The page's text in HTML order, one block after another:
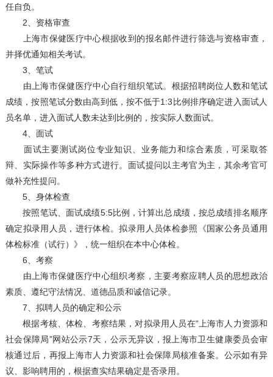
任自负。
2、资格审查
上海市保健医疗中心根据收到的报名邮件进行筛选与资格审查，
并择优通知相关考试。
3、笔试
由上海市保健医疗中心自行组织笔试。根据招聘岗位人数和笔试
成绩，按照笔试分数由高到低，按不低于1:3比例排序确定进入面试人
员名单，进入面试人数未达到比例的，按实际人数面试。
4、面试
面试主要测试岗位专业知识、业务能力和综合素质，可采取答
辩、实际操作等多种方式进行。面试提问以主考官为主，其余考官可
做补充性提问。
5、身体检查
按照笔试、面试成绩5:5比例，计算出总成绩，按总成绩排名顺序
确定拟录用人员，进行体检。拟录用人员体检参照《国家公务员通用
体检标准（试行）》，统一组织在本中心体检。
6、考察
由上海市保健医疗中心组织考察，主要考察应聘人员的思想政治
素质、遵纪守法情况、道德品质和诚信记录。
7、拟聘人员的确定和公示
根据考核、体检、考察结果，对拟录用人员在“上海市人力资源和
社会保障局”网站公示7天，公示无异议，报上海市卫生健康委员会审
核通过后，再报上海市人力资源和社会保障局核准备案。公示如有异
议、影响聘用的，根据查实结果确定是否录用。